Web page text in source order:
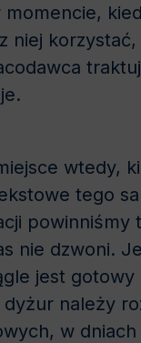
niej
wtedy,
tego
nie dzwoni.
jest
należy
w